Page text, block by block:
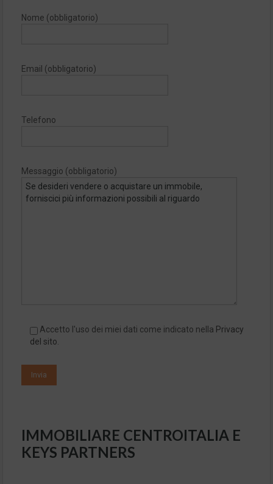
Nome (obbligatorio)
Email (obbligatorio)
Telefono
Messaggio (obbligatorio)
Accetto l'uso dei miei dati come indicato nella Privacy
del sito
IMMOBILIARE CENTROITALIA E
KEYS PARTNERS